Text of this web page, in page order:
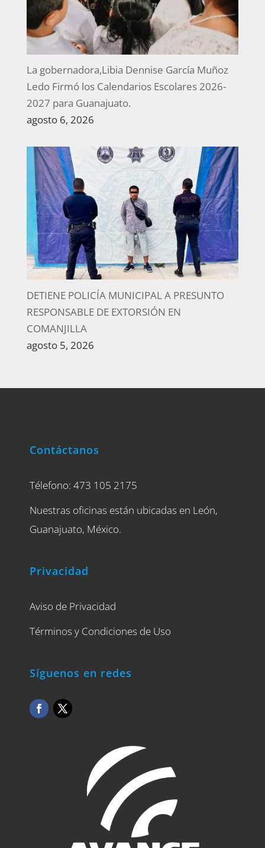
La gobernadora,Libia Dennise García Muñoz
Ledo Firmó los Calendarios Escolares 2026-
2027 para Guanajuato.
agosto 6, 2026
DETIENE POLICÍA MUNICIPAL A PRESUNTO
RESPONSABLE DE EXTORSIÓN EN
COMANJILLA
agosto 5, 2026
Contáctanos
Télefono: 473 105 2175
Nuestras oficinas están ubicadas en León,
Guanajuato, México.
Privacidad
Aviso de Privacidad
Términos y Condiciones de Uso
Síguenos en redes